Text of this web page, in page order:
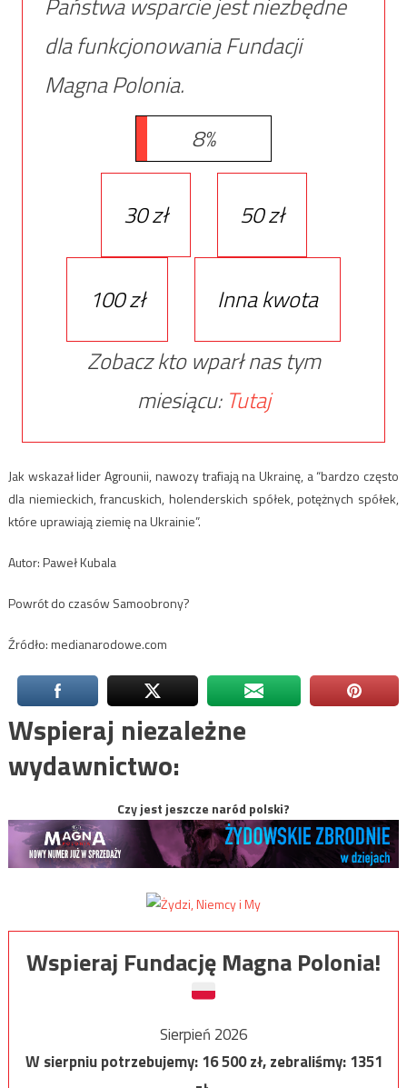
dla funkcjonowania Fundacji
Magna Polonia.
8%
30 zł 50 zł
100 zł
Inna kwota
Zobacz kto wparł nas tym
miesiącu: Tutaj
Jak wskazał lider Agrounii, nawozy trafiają na Ukrainę, a “bardzo często
dla niemieckich, francuskich, holenderskich spółek, potężnych spółek,
które uprawiają ziemię na Ukrainie”.
Autor: Paweł Kubala
Powrót do czasów Samoobrony?
Źródło: medianarodowe.com
Wspieraj niezależne
wydawnictwo:
Czy jest jeszcze naród polski?
Wspieraj Fundację Magna Polonia!
Sierpień 2026
W sierpniu potrzebujemy:16 500zł, zebraliśmy:1351